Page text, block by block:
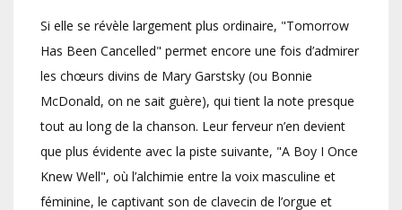
Si elle se révèle largement plus ordinaire, "Tomorrow
Has Been Cancelled" permet encore une fois d’admirer
les chœurs divins de Mary Garstsky (ou Bonnie
McDonald, on ne sait guère), qui tient la note presque
tout au long de la chanson. Leur ferveur n’en devient
que plus évidente avec la piste suivante, "A Boy I Once
Knew Well", où l’alchimie entre la voix masculine et
féminine, le captivant son de clavecin de l’orgue et